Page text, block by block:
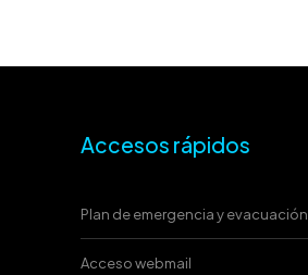
Accesos rápidos
Plan de emergencia y evacuación
Acceso webmail